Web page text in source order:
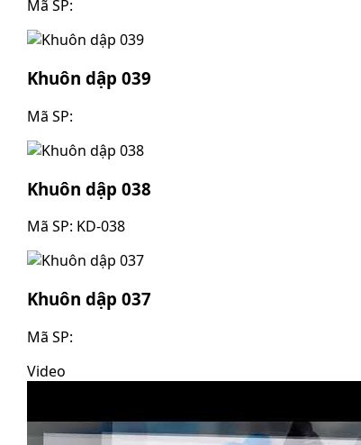
Mã SP:
Khuôn dập 039
Mã SP:
Khuôn dập 038
Mã SP: KD-038
Khuôn dập 037
Mã SP:
Video